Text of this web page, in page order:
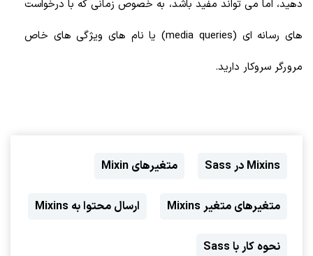
دهید، اما می تواند مفید باشد، به خصوص زمانی که با درخواست
های رسانه ای (media queries) یا نام های ویژگی های خاص
مرورگر سروکار دارید.
Mixins در Sass متغیرهای Mixin
متغیرهای متغیر Mixins ارسال محتوا به Mixins
نحوه کار با Sass